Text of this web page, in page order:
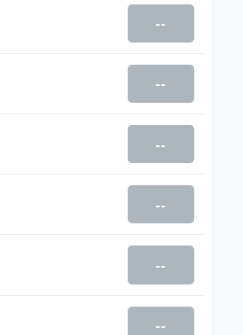
--
--
--
--
--
--